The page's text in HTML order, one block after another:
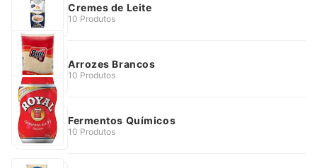
Cremes de Leite
10 Produtos
Arrozes Brancos
10 Produtos
Fermentos Químicos
10 Produtos